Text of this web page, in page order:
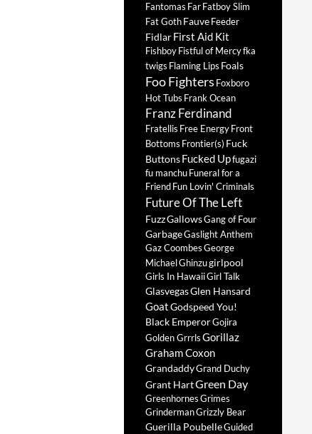
Fantomas FarFatboy Slim
Fat GothFauveFeeder
FidlarFirst Aid Kit
FishboyFistful of Mercyfka
twigs Flaming Lips Foals
Foo Fighters Foxboro
Hot Tubs Frank Ocean
Franz Ferdinand
Fratellis Free EnergyFront
Bottoms Frontier(s) Fuck
ButtonsFucked Upfugazi
fu manchuFuneral for a
FriendFun Lovin' Criminals
Future Of The Left
FuzzGallowsGang of Four
GarbageGaslight Anthem
Gaz CoombesGeorge
MichaelGhinzugirlpool
Girls In HawaiiGirl Talk
GlasvegasGlen Hansard
GoatGodspeed You!
Black EmperorGojira
Golden GrrrlsGorillaz
Graham Coxon
GrandaddyGrand Duchy
Grant HartGreen Day
GreenhornesGrimes
GrindermanGrizzly Bear
Guerilla PoubelleGuided